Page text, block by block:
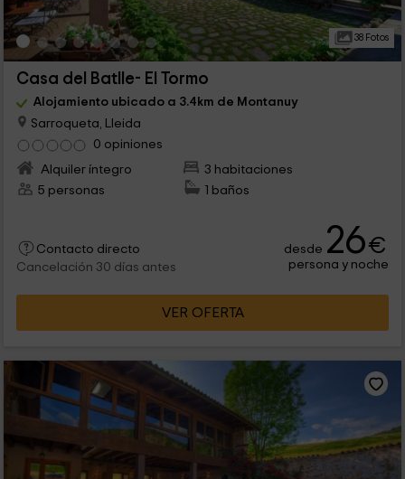
38 Fotos
Casa del Batlle- El Tormo
Alojamiento ubicado a 3.4km de Montanuy
Sarroqueta, Lleida
0 opiniones
Alquiler íntegro
3 habitaciones
5 personas
1 baños
Contacto directo
Cancelación 30 días antes
desde 26€
persona y noche
VER OFERTA